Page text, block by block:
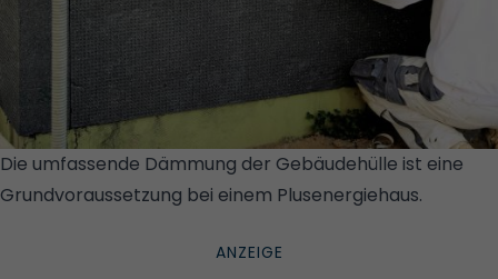
Die umfassende Dämmung der Gebäudehülle ist eine
Grundvoraussetzung bei einem Plusenergiehaus.